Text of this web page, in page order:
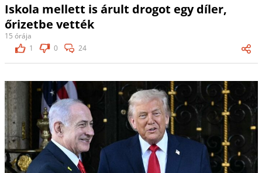
Iskola mellett is árult drogot egy díler,
őrizetbe vették
15 órája
1
0 24